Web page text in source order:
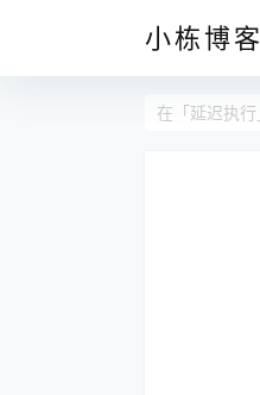
小栋博客